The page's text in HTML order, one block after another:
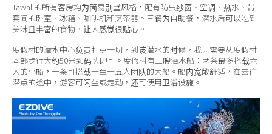
Tawali的所有客房均为简易别墅风格，配有防虫纱窗、空调、热水、带
套间的卧室、冰箱、咖啡机和烹茶器。三餐为自助餐，潜水后可以吃到
美味且丰富的食物，让人感觉很贴心。
度假村的潜水中心负责打点一切，到该潜水的时候，我只需要从度假村
本部步行大约50米到码头即可。度假村有三艘潜水船：两条最多搭载六
人的小船，一条可搭载十至十五人团队的大船。船内宽敞舒适，在去往
潜点的途中，游客可闲坐或走动，还可使用卫浴设施。